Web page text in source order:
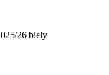
26 biely